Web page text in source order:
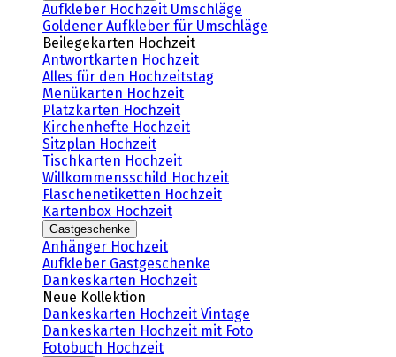
Aufkleber Hochzeit Umschläge
Goldener Aufkleber für Umschläge
Beilegekarten Hochzeit
Antwortkarten Hochzeit
Alles für den Hochzeitstag
Menükarten Hochzeit
Platzkarten Hochzeit
Kirchenhefte Hochzeit
Sitzplan Hochzeit
Tischkarten Hochzeit
Willkommensschild Hochzeit
Flaschenetiketten Hochzeit
Kartenbox Hochzeit
Gastgeschenke
Anhänger Hochzeit
Aufkleber Gastgeschenke
Dankeskarten Hochzeit
Neue Kollektion
Dankeskarten Hochzeit Vintage
Dankeskarten Hochzeit mit Foto
Fotobuch Hochzeit